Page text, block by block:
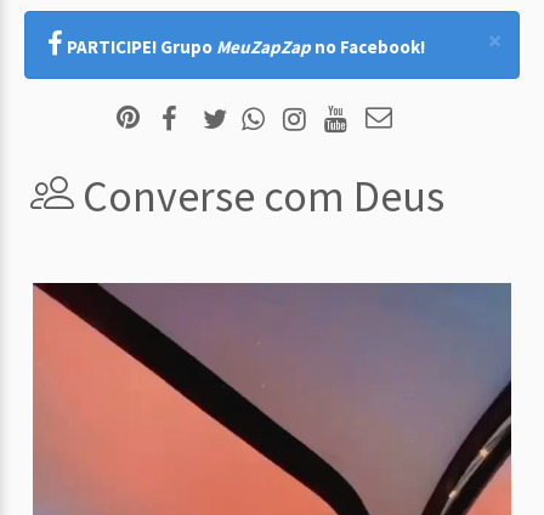
×
PARTICIPE! Grupo MeuZapZap no Facebook!
Converse com Deus